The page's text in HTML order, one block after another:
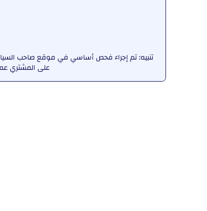
تنبيه: تم إجراء فحص أساسي في موقع صاحب
على المشتري